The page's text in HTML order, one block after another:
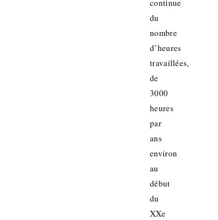
continue
du
nombre
d’heures
travaillées,
de
3000
heures
par
ans
environ
au
début
du
XXe